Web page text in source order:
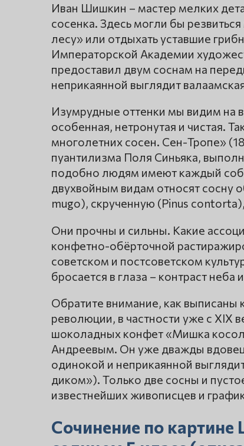
Иван Шишкин – мастер мелких
сосенка. Здесь могли бы
лесу» или отдыхать уставшие
Императорской Академии
предоставил двум соснам на
неприкаянной выглядит
Изумрудные оттенки мы видим на
особенная, нетронутая и чистая.
многолетних сосен. Сен-Тропе»
пуантилизма Поля Синьяка,
подобно людям имеют каждый
двухвойным видам относят сосну
mugo), скрученную (Pinus
Они прочны и сильны. Какие
конфетно-обёрточной
советском и постсоветском
бросается в глаза – контраст
Обратите внимание, как выписаны
революции, в частности уже с XIX
шоколадных конфет «Мишка
Андреевым. Он уже дважды
одинокой и неприкаянной
диком»). Только две сосны и
известнейших живописцев и
Сочинение по